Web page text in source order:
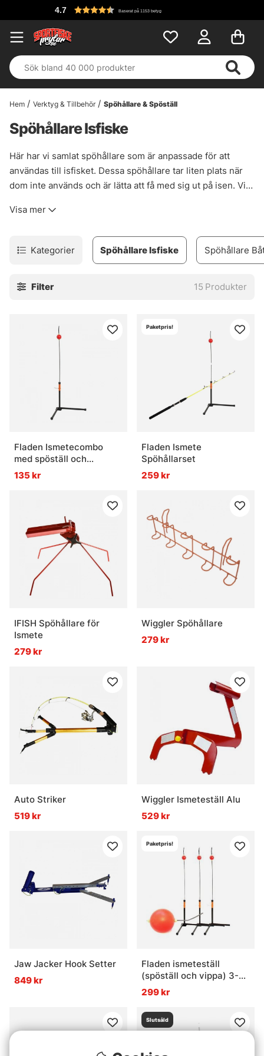
Baserat på 1153 betyg
Hem Verktyg & Tillbehör Spöhållare & Spöställ
Spöhållare Isfiske
Här har vi samlat spöhållare som är anpassade för att
användas till isfisket. Dessa spöhållare tar liten plats när
dom inte används och är lätta att få med sig ut på isen. Vi
även smarta spöhållare som du kan fästa på ispulkan.
Visa mer
Kategorier Spöhållare
Spöhållare Isfiske
Filter 15 Produkter
Fladen Ismetecombo
med spöställ och
gäddvippa
135 kr
Paketpris!
Fladen Ismete
Spöhållarset
259 kr
IFISH Spöhållare för
Ismete
279 kr
Wiggler Spöhållare
279 kr
Auto Striker
519 kr
Wiggler Ismeteställ Alu
529 kr
Jaw Jacker Hook Setter
849 kr
Paketpris!
Fladen ismeteställ
(spöställ och vippa) 3-
pack
299 kr
Slutsåld